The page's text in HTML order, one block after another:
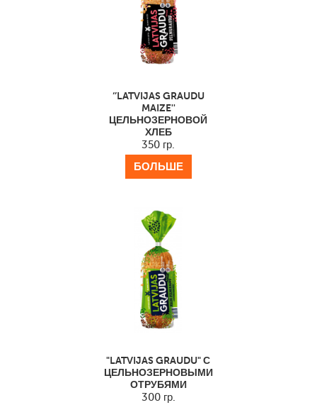
‘’LATVIJAS GRAUDU
MAIZE''
ЦЕЛЬНОЗЕРНОВОЙ
ХЛЕБ
350 гр.
БОЛЬШЕ
"LATVIJAS GRAUDU" С
ЦЕЛЬНОЗЕРНОВЫМИ
ОТРУБЯМИ
300 гр.